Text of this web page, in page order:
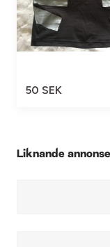
50 SEK
Liknande